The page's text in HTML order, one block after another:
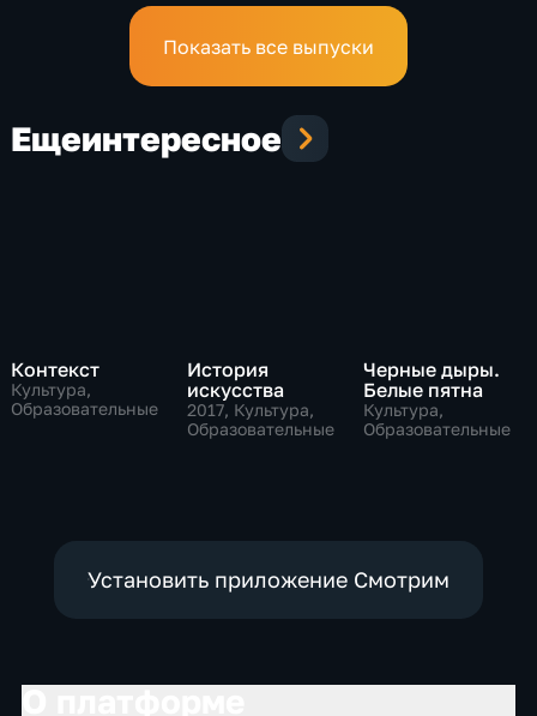
Показать все выпуски
Ещеинтересное
Контекст
Культура,
Образовательные
История
искусства
2017, Культура,
Образовательные
Черные дыры.
Белые пятна
Культура,
Образовательные
Установить приложение Смотрим